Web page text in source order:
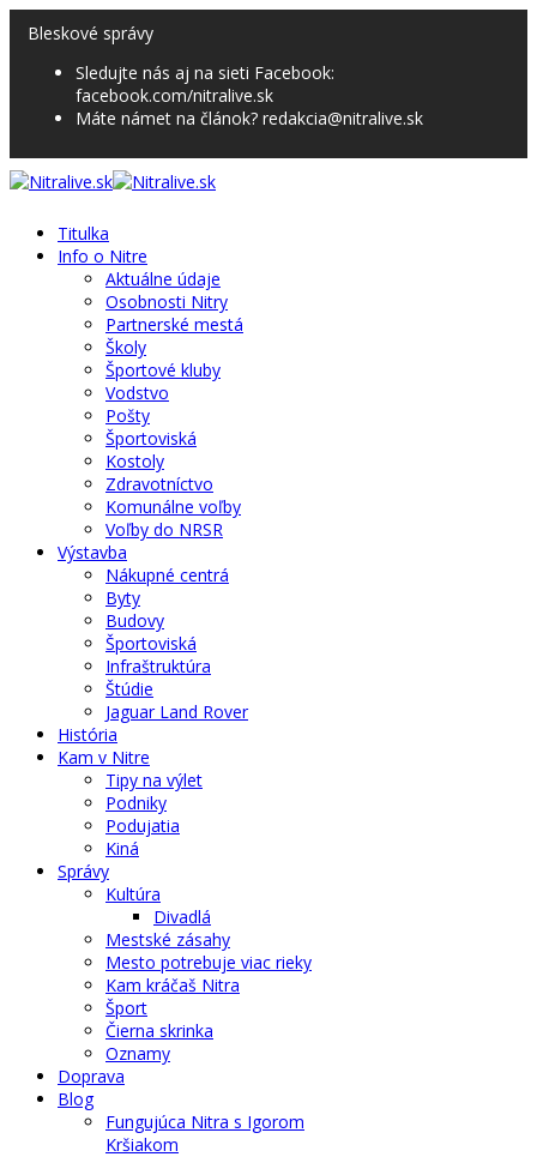
Bleskové správy
Sledujte nás aj na sieti Facebook:
facebook.com/nitralive.sk
Máte námet na článok? redakcia@nitralive.sk
Titulka
Info o Nitre
Aktuálne údaje
Osobnosti Nitry
Partnerské mestá
Školy
Športové kluby
Vodstvo
Pošty
Športoviská
Kostoly
Zdravotníctvo
Komunálne voľby
Voľby do NRSR
Výstavba
Nákupné centrá
Byty
Budovy
Športoviská
Infraštruktúra
Štúdie
Jaguar Land Rover
História
Kam v Nitre
Tipy na výlet
Podniky
Podujatia
Kiná
Správy
Kultúra
Divadlá
Mestské zásahy
Mesto potrebuje viac rieky
Kam kráčaš Nitra
Šport
Čierna skrinka
Oznamy
Doprava
Blog
Fungujúca Nitra s Igorom
Kršiakom